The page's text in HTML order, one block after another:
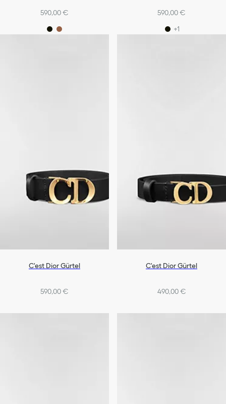
590,00 €
590,00 €
+1
C'est Dior Gürtel
590,00 €
C'est Dior Gürtel
490,00 €